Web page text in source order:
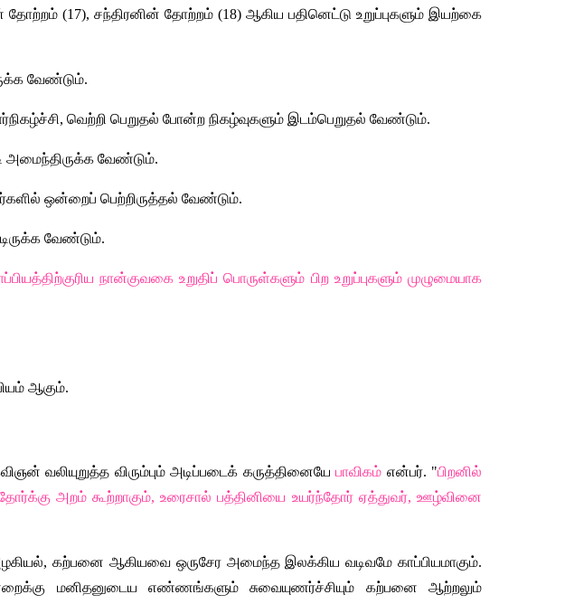
தோற்றம் (17), சந்திரனின் தோற்றம் (18) ஆகிய பதினெட்டு உறுப்புகளும் இயற்கை
வேண்டும்.
வெற்றி பெறுதல் போன்ற நிகழ்வுகளும் இடம்பெறுதல் வேண்டும்.
அமைந்திருக்க வேண்டும்.
ஒன்றைப் பெற்றிருத்தல் வேண்டும்.
வேண்டும்.
நான்குவகை உறுதிப் பொருள்களும் பிற உறுப்புகளும் முழுமையாக
ஆகும்.
வலியுறுத்த விரும்பும் அடிப்படைக் கருத்தினையே பாவிகம் என்பர். "பிறனில்
அறம் கூற்றாகும், உரைசால் பத்தினியை உயர்ந்தோர் ஏத்துவர், ஊழ்வினை
கற்பனை ஆகியவை ஒருசேர அமைந்த இலக்கிய வடிவமே காப்பியமாகும்.
மனிதனுடைய எண்ணங்களும் சுவையுணர்ச்சியும் கற்பனை ஆற்றலும்